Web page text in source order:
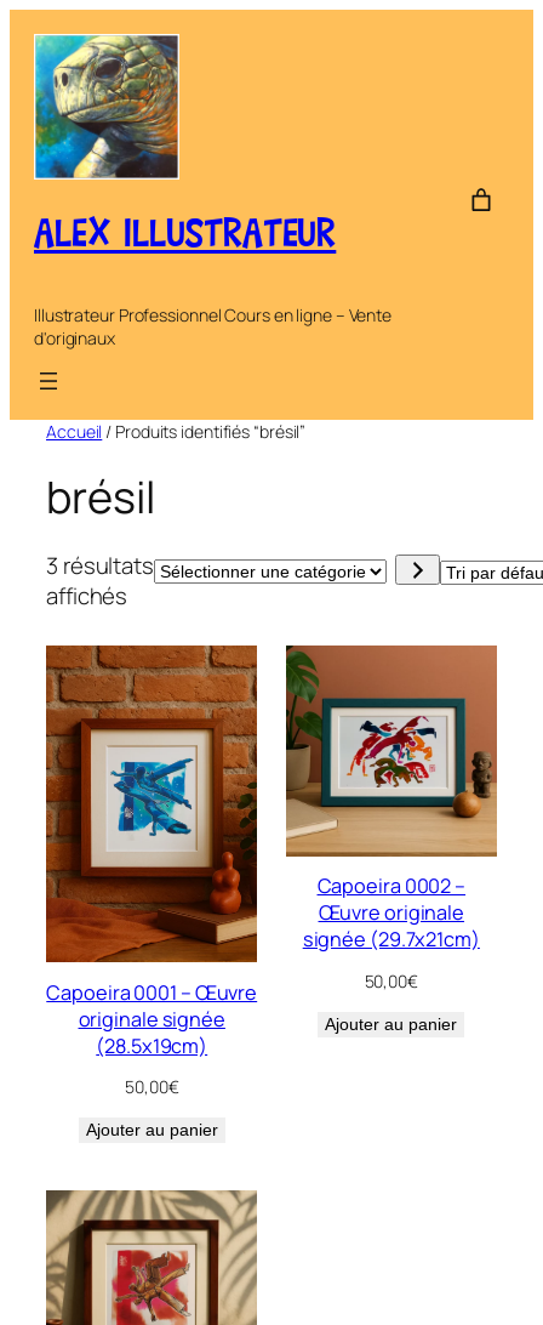
contenu
ALEX ILLUSTRATEUR
Illustrateur Professionnel Cours en ligne – Vente
d'originaux
Accueil / Produits identifiés “brésil”
brésil
3 résultats
affichés
Sélectionner
Capoeira 0001 – Œuvre
originale signée
(28.5x19cm)
50,00€
Ajouter au panier
Capoeira 0002 –
Œuvre originale
signée (29.7x21cm)
50,00€
Ajouter au panier